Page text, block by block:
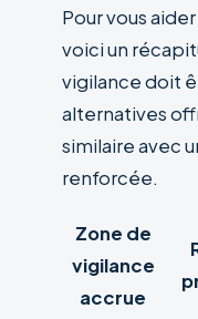
Pour vous
voici un
vigilance doit
alternatives
similaire avec
renforcée.
Zone de
vigilance
accrue